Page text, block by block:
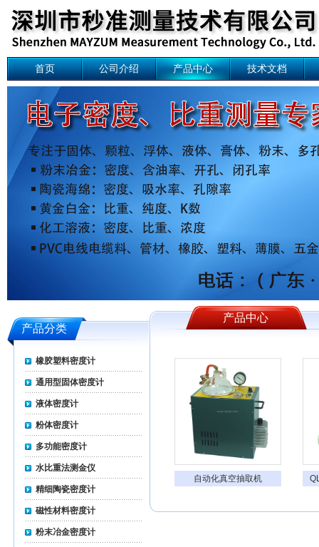
首页 公司介绍 产品中心 技术文档
产品分类
橡胶塑料密度计
通用型固体密度计
液体密度计
粉体密度计
多功能密度计
水比重法测金仪
精细陶瓷密度计
磁性材料密度计
粉末冶金密度计
产品中心
自动化真空抽取机